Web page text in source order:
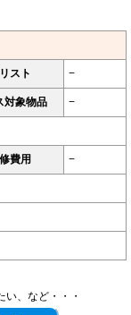
スト −
対象物品 −
費用 −
、など・・・